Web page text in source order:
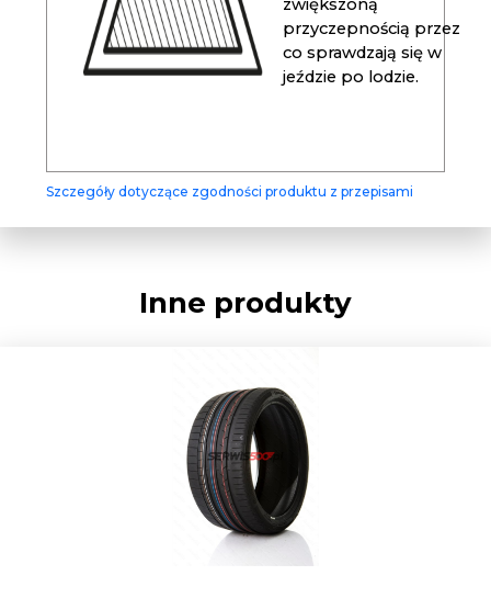
zwiększoną
przyczepnością przez
co sprawdzają się w
jeździe po lodzie.
Szczegóły dotyczące zgodności produktu z przepisami
Inne produkty